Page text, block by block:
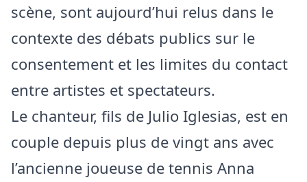
scène, sont aujourd’hui relus dans le
contexte des débats publics sur le
consentement et les limites du contact
entre artistes et spectateurs.
Le chanteur, fils de Julio Iglesias, est en
couple depuis plus de vingt ans avec
l’ancienne joueuse de tennis Anna